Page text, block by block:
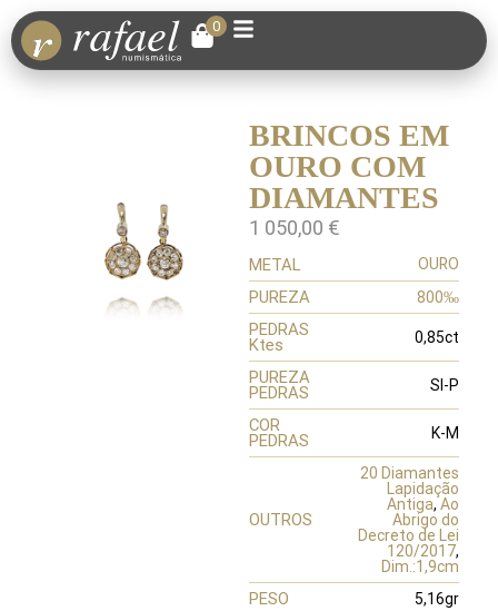
0
BRINCOS EM
OURO COM
DIAMANTES
1 050,00 €
METAL OURO
PUREZA 800‰
PEDRAS
Ktes 0,85ct
PUREZA
PEDRAS SI-P
COR
PEDRAS K-M
OUTROS
20 Diamantes
Lapidação
Antiga, Ao
Abrigo do
Decreto de Lei
120/2017,
Dim.:1,9cm
PESO 5,16gr